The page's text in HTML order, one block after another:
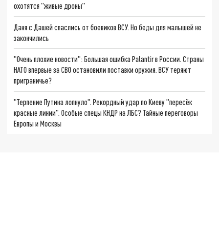
охотятся "живые дроны"
Даня с Дашей спаслись от боевиков ВСУ. Но беды для малышей не
закончились
"Очень плохие новости": Большая ошибка Palantir в России. Страны
НАТО впервые за СВО остановили поставки оружия. ВСУ теряют
приграничье?
"Терпение Путина лопнуло". Рекордный удар по Киеву "пересёк
красные линии". Особые спецы КНДР на ЛБС? Тайные переговоры
Европы и Москвы